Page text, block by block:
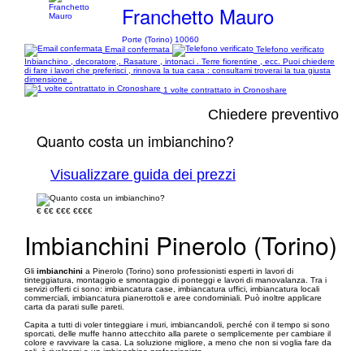
Franchetto Mauro
Porte (Torino) 10060
Email confermata
Telefono verificato
Inbianchino , decoratore,. Rasature , intonaci . Terre fiorentine , ecc. Puoi chiedere
di fare i lavori che preferisci , rinnova la tua casa : consultami troverai la tua giusta
dimensione .
1 volte contrattato in Cronoshare
Chiedere preventivo
Quanto costa un imbianchino?
Visualizzare guida dei prezzi
€ €€ €€€ €€€€
Imbianchini Pinerolo (Torino)
Gli imbianchini a Pinerolo (Torino) sono professionisti esperti in lavori di
tinteggiatura, montaggio e smontaggio di ponteggi e lavori di manovalanza. Tra i
servizi offerti ci sono: imbiancatura case, imbiancatura uffici, imbiancatura locali
commerciali, imbiancatura pianerottoli e aree condominiali. Può inoltre applicare
carta da parati sulle pareti.
Capita a tutti di voler tinteggiare i muri, imbiancandoli, perché con il tempo si sono
sporcati, delle muffe hanno attecchito alla parete o semplicemente per cambiare il
colore e ravvivare la casa. La soluzione migliore, a meno che non si voglia fare da